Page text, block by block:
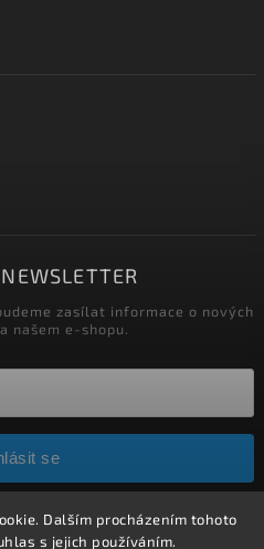
Dalším procházením tohoto
s jejich používáním.
zasílat informace o nových
našem e-shopu.
se
s.r.o.. Všechna práva